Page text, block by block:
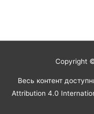
Copyright
Весь контент
Attribution 4.0